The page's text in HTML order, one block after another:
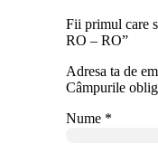
Fii primul care
RO – RO”
Adresa ta de
Câmpurile
Nume *